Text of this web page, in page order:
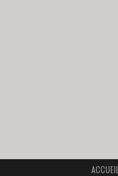
ACCUEIL